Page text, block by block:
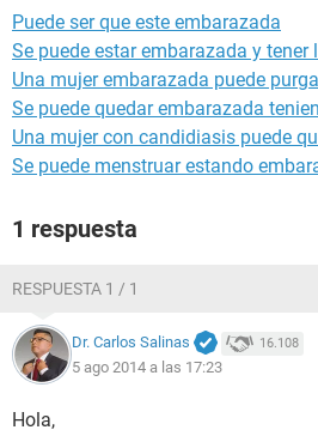
Puede ser que este embarazada
Se puede estar embarazada y tener
Una mujer embarazada puede
Se puede quedar embarazada
Una mujer con candidiasis puede
Se puede menstruar estando
1 respuesta
RESPUESTA 1 / 1
Dr. Carlos Salinas 16.108
5 ago 2014 a las 17:23
Hola,